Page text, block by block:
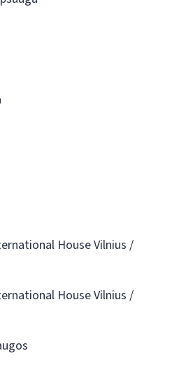
House Vilnius /
House Vilnius /